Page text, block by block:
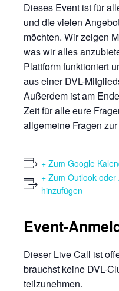
Dieses Event ist für
und die vielen
möchten. Wir zeigen
was wir alles
Plattform funktioniert
aus einer DVL-
Außerdem ist am
Zeit für alle eure
allgemeine Fragen
+ Zum Google
+ Zum Outlook
hinzufügen
Event-
Dieser Live Call ist
brauchst keine DVL-
teilzunehmen.